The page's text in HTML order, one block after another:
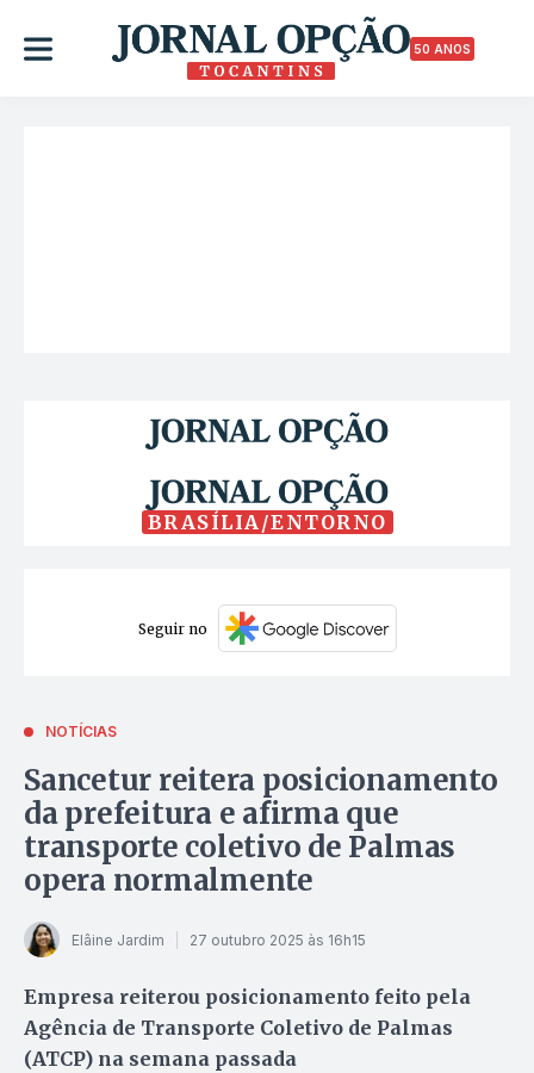
50 ANOS
BRASÍLIA/ENTORNO
Seguir no
NOTÍCIAS
Sancetur reitera posicionamento
da prefeitura e afirma que
transporte coletivo de Palmas
opera normalmente
Elâine Jardim 27 outubro 2025 às 16h15
Empresa reiterou posicionamento feito pela
Agência de Transporte Coletivo de Palmas
(ATCP) na semana passada